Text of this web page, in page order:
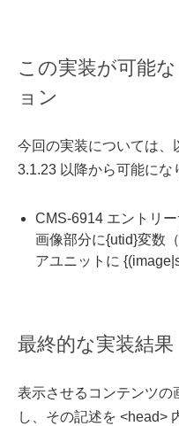
この実装が可能
ョン
今回の実装については、
3.1.23 以降から可能にな
CMS-6914 エントリ
画像部分に{utid}変数
アユニットに
最終的な実装結果
表示させるコンテンツの
し、その記述を <head>